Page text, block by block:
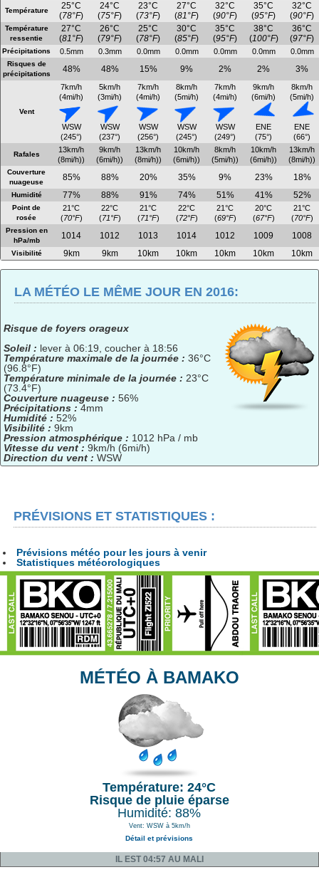
Température
25°C
(78°F)
24°C
(75°F)
23°C
(73°F)
27°C
(81°F)
32°C
(90°F)
35°C
(95°F)
32°C
(90°F)
Température
ressentie
27°C
(81°F)
26°C
(79°F)
25°C
(78°F)
30°C
(85°F)
35°C
(95°F)
38°C
(100°F)
36°C
(97°F)
Précipitations 0.5mm 0.3mm 0.0mm 0.0mm 0.0mm 0.0mm 0.0mm
Risques de
précipitations
48% 48% 15% 9% 2% 2% 3%
Vent
7km/h
(4mi/h)
WSW
(245°)
5km/h
(3mi/h)
WSW
(237°)
7km/h
(4mi/h)
WSW
(256°)
8km/h
(5mi/h)
WSW
(245°)
7km/h
(4mi/h)
WSW
(249°)
9km/h
(6mi/h)
ENE
(75°)
8km/h
(5mi/h)
ENE
(66°)
Rafales
13km/h
(8mi/h))
9km/h
(6mi/h))
13km/h
(8mi/h))
10km/h
(6mi/h))
8km/h
(5mi/h))
10km/h
(6mi/h))
13km/h
(8mi/h))
Couverture
nuageuse
85% 88% 20% 35% 9% 23% 18%
Humidité 77% 88% 91% 74% 51% 41% 52%
Point de
rosée
21°C
(70°F)
22°C
(71°F)
21°C
(71°F)
22°C
(72°F)
21°C
(69°F)
20°C
(67°F)
21°C
(70°F)
Pression en
hPa/mb
1014 1012 1013 1014 1012 1009 1008
Visibilité 9km 9km 10km 10km 10km 10km 10km
LA MÉTÉO LE MÊME JOUR EN 2016:
Risque de foyers orageux
Soleil : lever à 06:19, coucher à 18:56
Température maximale de la journée : 36°C
(96.8°F)
Température minimale de la journée : 23°C
(73.4°F)
Couverture nuageuse : 56%
Précipitations : 4mm
Humidité : 52%
Visibilité : 9km
Pression atmosphérique : 1012 hPa / mb
Vitesse du vent : 9km/h (6mi/h)
Direction du vent : WSW
PRÉVISIONS ET STATISTIQUES :
Prévisions météo pour les jours à venir
Statistiques météorologiques
MÉTÉO À BAMAKO
Température: 24°C
Risque de pluie éparse
Humidité: 88%
Vent: WSW à 5km/h
Détail et prévisions
IL EST 04:57 AU MALI